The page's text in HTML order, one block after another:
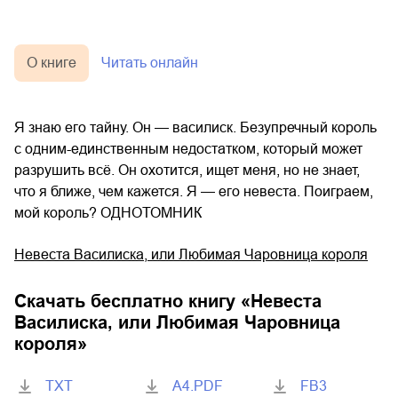
О книге Читать онлайн
Я знаю его тайну. Он — василиск. Безупречный король
с одним-единственным недостатком, который может
разрушить всё. Он охотится, ищет меня, но не знает,
что я ближе, чем кажется. Я — его невеста. Поиграем,
мой король? ОДНОТОМНИК
Невеста Василиска, или Любимая Чаровница короля
Скачать бесплатно книгу « Невеста
Василиска, или Любимая Чаровница
короля»
TXT A4.PDF FB3